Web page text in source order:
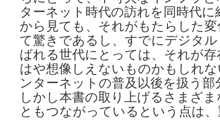
ターネット時代の訪れを同時代
から見ても、それがもたらした
て驚きであるし、すでにデジタ
ばれる世代にとっては、それが
はや想像しえないものかもしれ
ンターネットの普及以後を扱う
しかし本書の取り上げるさまざ
ともつながっているという点は